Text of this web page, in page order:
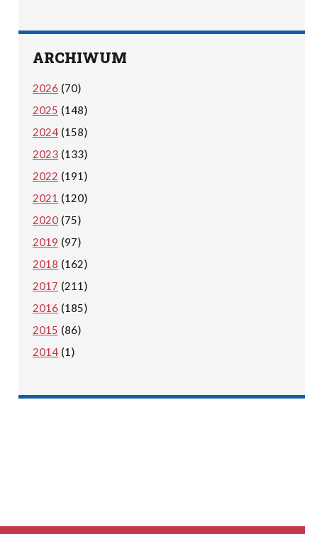
ARCHIWUM
2026(70)
2025 (148)
2024(158)
2023(133)
2022 (191)
2021 (120)
2020(75)
2019 (97)
2018 (162)
2017 (211)
2016(185)
2015 (86)
2014(1)